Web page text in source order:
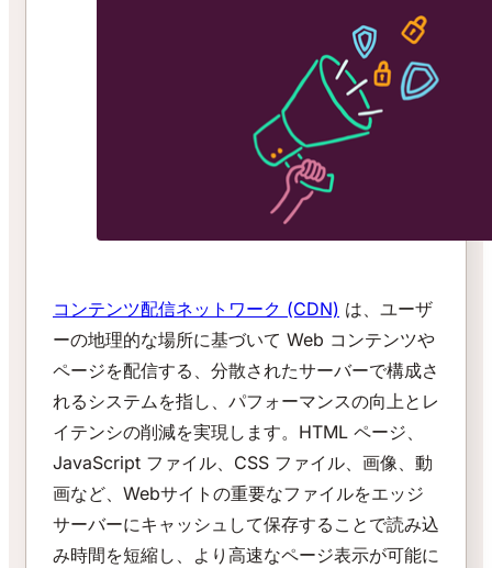
コンテンツ配信ネットワーク (CDN) は、ユーザ
ーの地理的な場所に基づいて Web コンテンツや
ページを配信する、分散されたサーバーで構成さ
れるシステムを指し、パフォーマンスの向上とレ
イテンシの削減を実現します。HTML ページ、
JavaScript ファイル、CSS ファイル、画像、動
画など、Webサイトの重要なファイルをエッジ
サーバーにキャッシュして保存することで読み込
み時間を短縮し、より高速なページ表示が可能に